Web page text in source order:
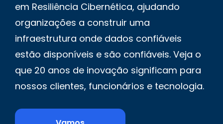
em Resiliência Cibernética, ajudando
organizações a construir uma
infraestrutura onde dados confiáveis
estão disponíveis e são confiáveis. Veja o
que 20 anos de inovação significam para
nossos clientes, funcionários e tecnologia.